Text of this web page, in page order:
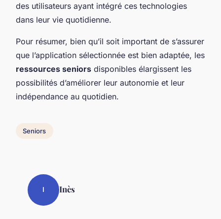
des utilisateurs ayant intégré ces technologies
dans leur vie quotidienne.
Pour résumer, bien qu’il soit important de s’assurer
que l’application sélectionnée est bien adaptée, les
ressources seniors disponibles élargissent les
possibilités d’améliorer leur autonomie et leur
indépendance au quotidien.
Seniors
I Inès